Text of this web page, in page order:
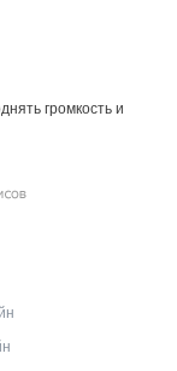
громкость и